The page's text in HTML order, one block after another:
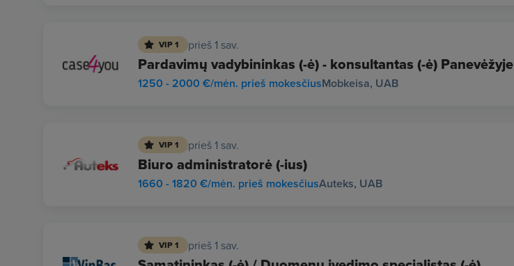
VIP 1 prieš 1 sav.
Pardavimų vadybininkas (-ė) - konsultantas (-ė) Panevėžyje
Mobkeisa, UAB
1250 - 2000 €/mėn. prieš mokesčius
VIP 1 prieš 1 sav.
Biuro administratorė (-ius)
Auteks, UAB
1660 - 1820 €/mėn. prieš mokesčius
VIP 1 prieš 1 sav.